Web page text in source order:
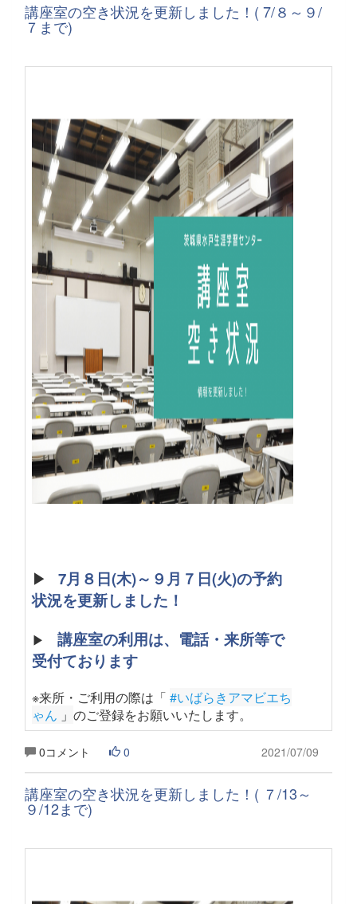
講座室の空き状況を更新しました！( 7/８～９/
７まで)
▶
7月８日(木)～９月７日(火)の予約
状況を更新しました！
▶ 講座室の利用は、電話・来所等で
受付ております
※来所・ご利用の際は「 #いばらきアマビエち
ゃん 」 のご登録をお願いいたします。
0コメント 0 2021/07/09
講座室の空き状況を更新しました！( ７/13～
９/12まで)